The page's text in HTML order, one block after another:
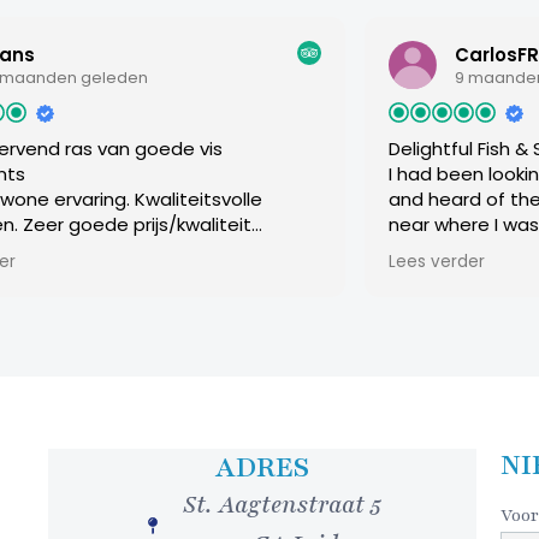
geleden
ras van goede vis
ervaring. Kwaliteitsvolle
Zeer goede prijs/kwaliteit
ongeacht onze bijkomende
CarlosFR
9
Delightful Fish &
I had been
and heard of
near where I
Leiden. It was a
restaurant
followed by a
lobster sauce,
a sampling of
Lees verder
ADRES
St. Aagtenstraat 5